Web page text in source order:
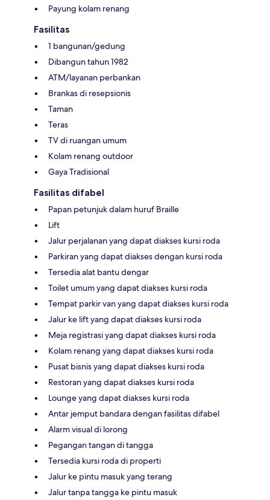
Payung kolam renang
Fasilitas
1 bangunan/gedung
Dibangun tahun 1982
ATM/layanan perbankan
Brankas di resepsionis
Taman
Teras
TV di ruangan umum
Kolam renang outdoor
Gaya Tradisional
Fasilitas difabel
Papan petunjuk dalam huruf Braille
Lift
Jalur perjalanan yang dapat diakses kursi roda
Parkiran yang dapat diakses dengan kursi roda
Tersedia alat bantu dengar
Toilet umum yang dapat diakses kursi roda
Tempat parkir van yang dapat diakses kursi roda
Jalur ke lift yang dapat diakses kursi roda
Meja registrasi yang dapat diakses kursi roda
Kolam renang yang dapat diakses kursi roda
Pusat bisnis yang dapat diakses kursi roda
Restoran yang dapat diakses kursi roda
Lounge yang dapat diakses kursi roda
Antar jemput bandara dengan fasilitas difabel
Alarm visual di lorong
Pegangan tangan di tangga
Tersedia kursi roda di properti
Jalur ke pintu masuk yang terang
Jalur tanpa tangga ke pintu masuk